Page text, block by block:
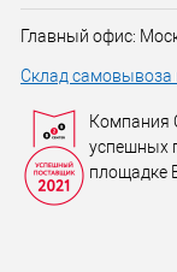
Главный офис:
Склад самовывоза
Компания
успешных
площадке